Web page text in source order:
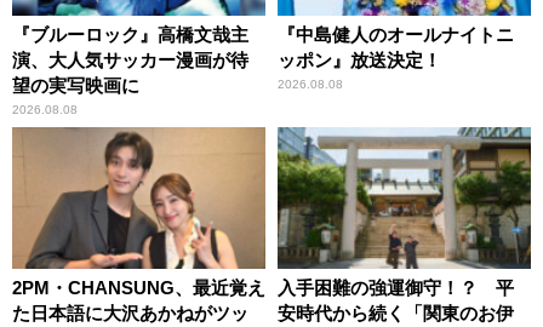
『ブルーロック』高橋文哉主
演、大人気サッカー漫画が待
望の実写映画に
2026.08.08
『中島健人のオールナイトニ
ッポン』放送決定！
2026.08.08
2PM・CHANSUNG、最近覚え
た日本語に大沢あかねがツッ
入手困難の強運御守！？ 平
安時代から続く「関東のお伊